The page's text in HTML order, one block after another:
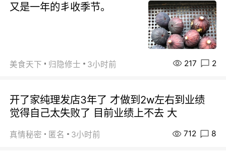
又是一年的丯收季节。
美食天下 归隐修士 3小时前 217 2
开了家纯理发店3年了 才做到2w左右到业绩
觉得自己太失败了 目前业绩上不去 大
真情秘密 匿名 3小时前 712 8